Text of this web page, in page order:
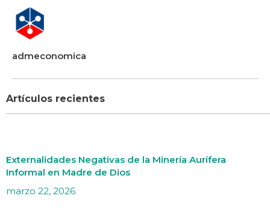
admeconomica
Artículos recientes
Externalidades Negativas de la Minería Aurífera
Informal en Madre de Dios
marzo 22, 2026